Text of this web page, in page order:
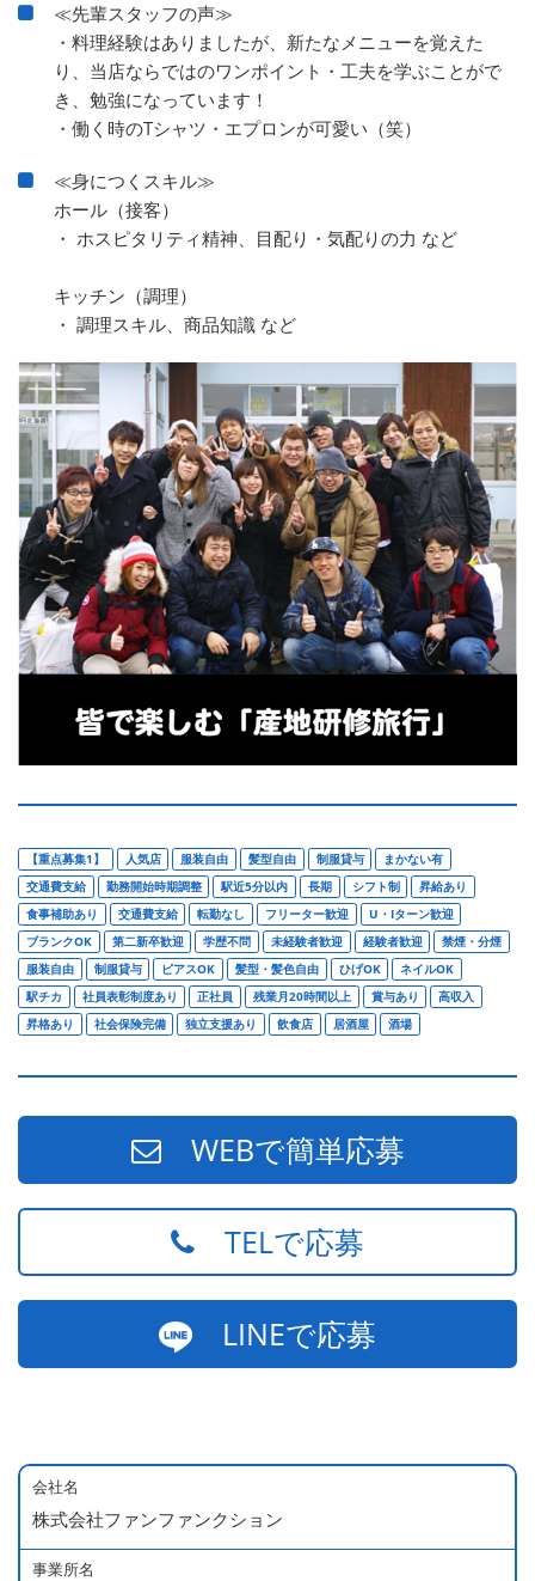
≪先輩スタッフの声≫
・料理経験はありましたが、新たなメニューを覚えた
り、当店ならではのワンポイント・工夫を学ぶことがで
き、勉強になっています！
・働く時のTシャツ・エプロンが可愛い（笑）
≪身につくスキル≫
ホール（接客）
・ ホスピタリティ精神、目配り・気配りの力 など
キッチン（調理）
・ 調理スキル、商品知識 など
【重点募集1】 人気店 服装自由 髪型自由 制服貸与
まかない有
交通費支給
勤務開始時期調整 駅近5分以内 長期 シフト制
昇給あり
食事補助あり
交通費支給 転勤なし フリーター歓迎
U・Iターン歓迎
ブランクOK
第二新卒歓迎 学歴不問 未経験者歓迎 経験者歓迎
禁煙・分煙
服装自由
制服貸与 ピアスOK 髪型・髪色自由 ひげOK
ネイルOK
駅チカ
社員表彰制度あり 正社員 残業月20時間以上 賞与あり
高収入
昇格あり
社会保険完備 独立支援あり 飲食店 居酒屋 酒場
WEBで簡単応募
TELで応募
LINEで応募
会社名
株式会社ファンファンクション
事業所名